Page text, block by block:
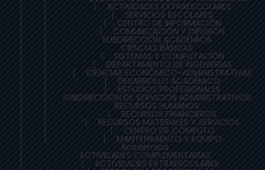
ACTIVIDADES EXTRAESCOLARES
SERVICIOS ESCOLARES
CENTRO DE INFORMACIÓN
COMUNICACIÓN Y DIFUSIÓN
SUBDIRECCIÓN ACADÉMICA
CIENCIAS BÁSICAS
SISTEMAS Y COMPUTACIÓN
DEPARTAMENTO DE INGENIERÍAS
CIENCIAS ECONÓMICO-ADMINISTRATIVAS
DESARROLLO ACADÉMICO
ESTUDIOS PROFESIONALES
SUBDIRECCIÓN DE SERVICIOS ADMINISTRATIVOS
RECURSOS HUMANOS
RECURSOS FINANCIEROS
RECURSOS MATERIALES Y SERVICIOS
CENTRO DE CÓMPUTO
MANTENIMIENTO Y EQUIPO
Académica
ACTIVIDADES COMPLEMENTARIAS
ACTIVIDADES EXTRAESCOLARES